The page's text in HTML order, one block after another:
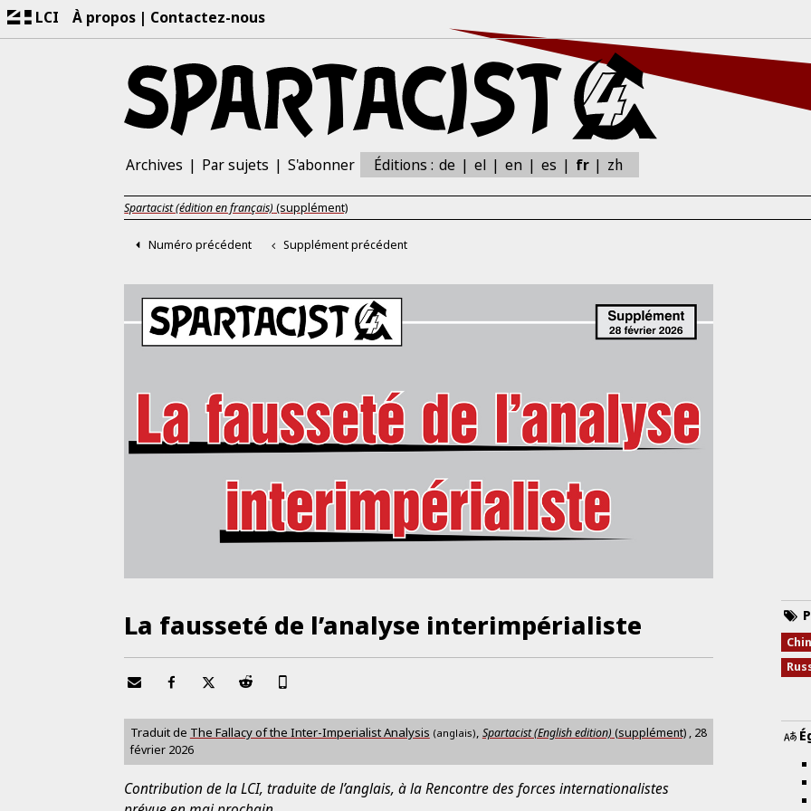
LCI À propos Contactez-nous
Archives Par sujets S'abonner Éditions : de el en es fr zh
Spartacist (édition en français) (supplément)
Numéro précédent Supplément précédent
La fausseté de l’analyse interimpérialiste
Traduit de The Fallacy of the Inter-Imperialist Analysis (anglais), Spartacist (English edition) (supplément) , 28
février 2026
Contribution de la LCI, traduite de l’anglais, à la Rencontre des forces internationalistes